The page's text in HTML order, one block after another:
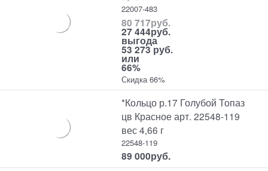
22007-483
80 717руб.
27 444руб.
выгода
53 273 руб.
или
66%
Скидка 66%
*Кольцо р.17 Голубой Топаз
цв Красное арт. 22548-119
вес 4,66 г
22548-119
89 000руб.